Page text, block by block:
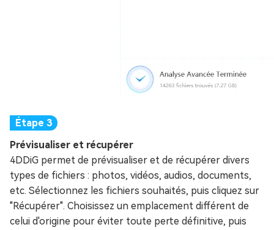
Prévisualiser et récupérer
4DDiG permet de prévisualiser et de récupérer divers
types de fichiers : photos, vidéos, audios, documents,
etc. Sélectionnez les fichiers souhaités, puis cliquez sur
"Récupérer". Choisissez un emplacement différent de
celui d'origine pour éviter toute perte définitive, puis